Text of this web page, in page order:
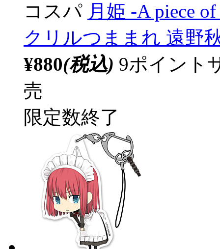
コスパ 月姫 -A piece
クリルつままれ 遠野
¥880(税込) 9ポイント
売
限定数終了